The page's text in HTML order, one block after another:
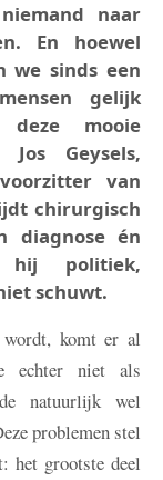
naar
En hoewel
we sinds een
gelijk
mooie
Geysels,
van
chirurgisch
diagnose én
hij politiek,
schuwt.
wordt, komt er al
echter niet als
natuurlijk wel
problemen stel
het grootste deel